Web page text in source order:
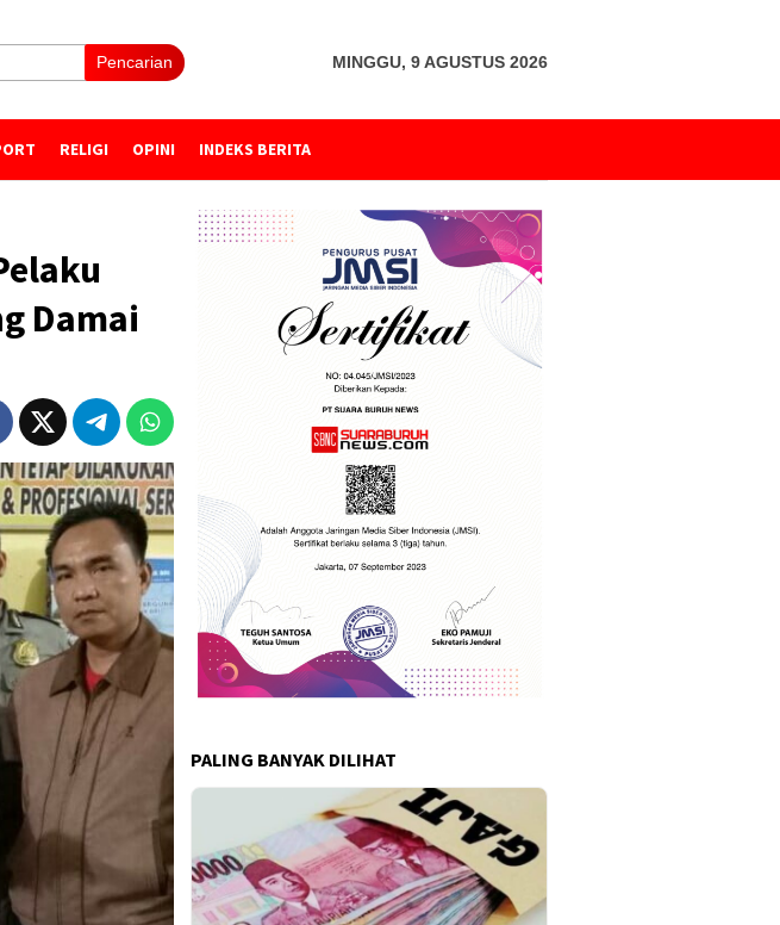
Pencarian MINGGU, 9 AGUSTUS 2026
RELIGI OPINI INDEKS BERITA
Damai
PALING BANYAK DILIHAT